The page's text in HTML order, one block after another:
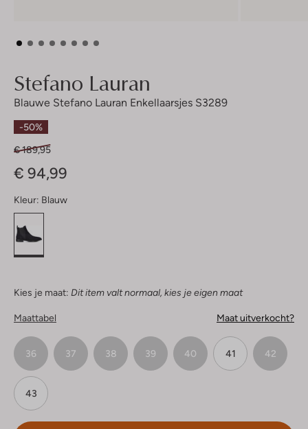
Stefano Lauran
Blauwe Stefano Lauran Enkellaarsjes S3289
-50%
€ 189,95
€ 94,99
Kleur: Blauw
Kies je maat: Dit item valt normaal, kies je eigen maat
Maattabel Maat uitverkocht?
36 37 38 39 40 41 42
43